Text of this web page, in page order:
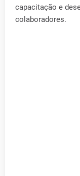
capacitação e
colaboradores.